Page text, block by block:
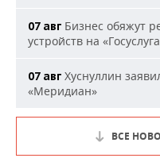
07 авг Бизнес обяжут
устройств на
07 авг Хуснуллин
«Меридиан»
ВСЕ